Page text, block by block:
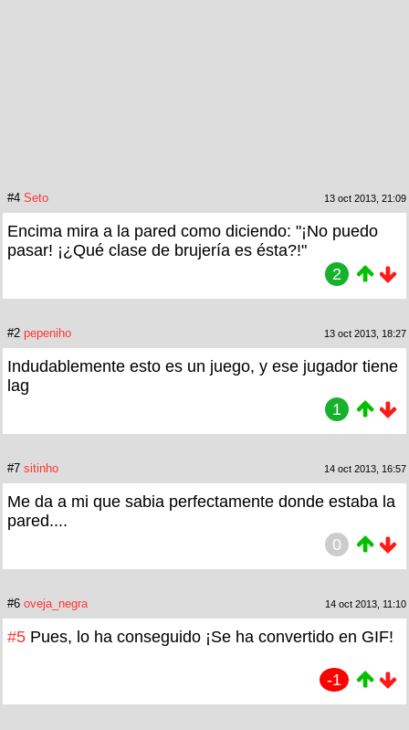
#4 Seto 13 oct 2013, 21:09
Encima mira a la pared como diciendo: "¡No puedo
pasar! ¡¿Qué clase de brujería es ésta?!"
2
#2 pepeniho 13 oct 2013, 18:27
Indudablemente esto es un juego, y ese jugador tiene
lag
1
#7 sitinho 14 oct 2013, 16:57
Me da a mi que sabia perfectamente donde estaba la
pared....
0
#6 oveja_negra 14 oct 2013, 11:10
#5 Pues, lo ha conseguido ¡Se ha convertido en GIF!
-1